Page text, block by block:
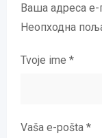
Ваша адреса е-
Неопходна
Tvoje ime *
Vaša e-pošta *